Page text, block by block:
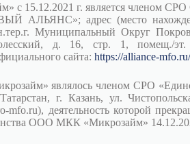
15.12.2021 г. является членом
АЛЬЯНС»; адрес (место
Муниципальный Округ
д. 16, стр. 1, помещ./
сайта: https://alliance-mfo.ru/
являлось членом СРО
г. Казань, ул.
mfo.ru), деятельность которой
ООО МКК «Микрозайм»